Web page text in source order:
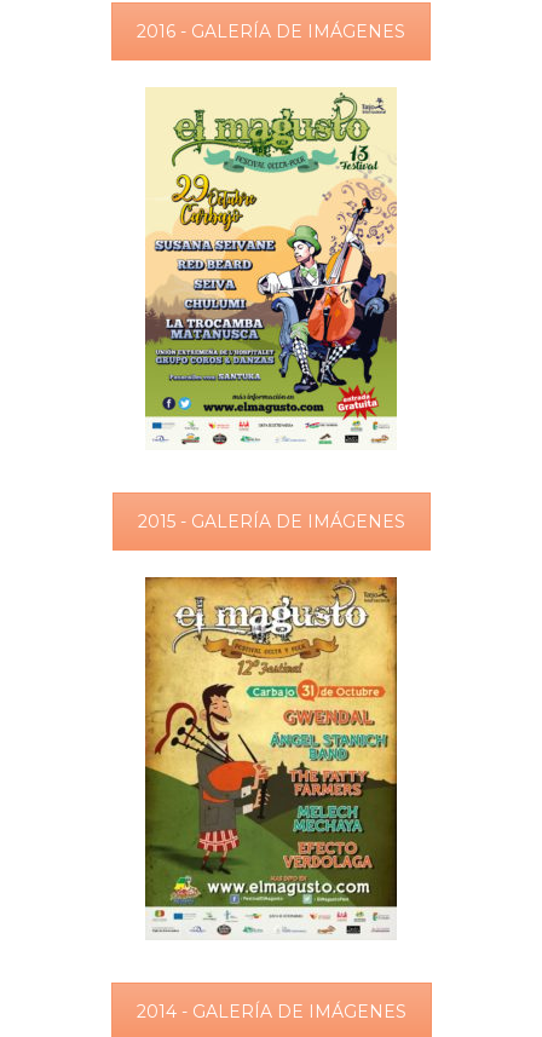
2016 - GALERÍA DE IMÁGENES
2015 - GALERÍA DE IMÁGENES
2014 - GALERÍA DE IMÁGENES